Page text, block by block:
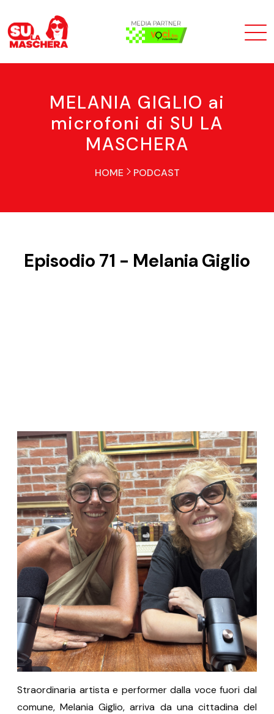
MELANIA GIGLIO ai
microfoni di SU LA
MASCHERA
HOME PODCAST
Episodio 71 - Melania Giglio
Straordinaria artista e performer dalla voce fuori dal
comune, Melania Giglio, arriva da una cittadina del